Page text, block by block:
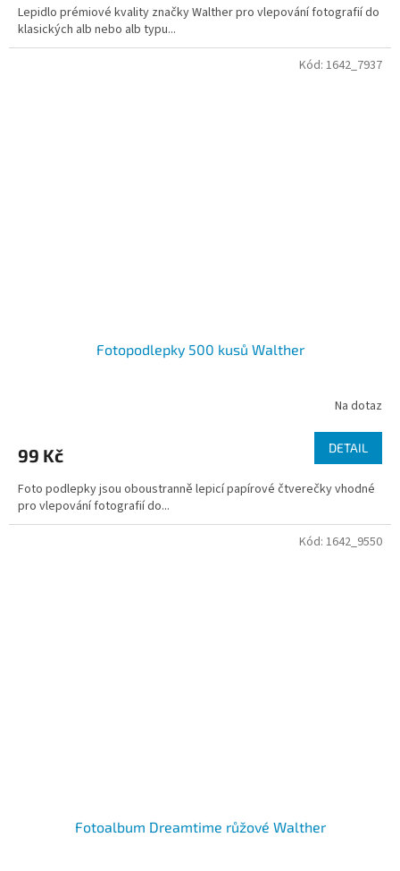
Lepidlo prémiové kvality značky Walther pro vlepování fotografií do
klasických alb nebo alb typu...
Fotopodlepky 500 kusů Walther
Na dotaz
99 Kč DETAIL
Foto podlepky jsou oboustranně lepicí papírové čtverečky vhodné
pro vlepování fotografií do...
Kód: 1642_7937
Fotoalbum Dreamtime růžové Walther
Kód: 1642_9550